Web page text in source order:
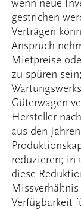
wenn neue
gestrichen
Verträgen
Anspruch
Mietpreise
zu spüren
Güterwagen
Hersteller
aus den
reduzieren; in
diese
Verfügbarkeit